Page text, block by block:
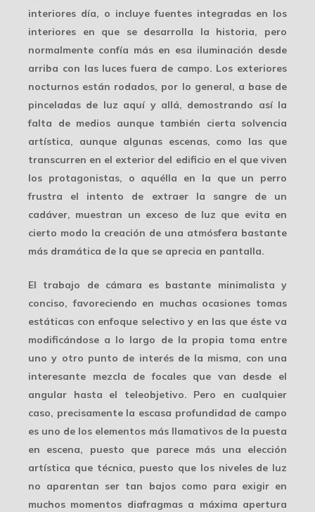
interiores día, o incluye fuentes integradas en los
interiores en que se desarrolla la historia, pero
normalmente confía más en esa iluminación desde
arriba con las luces fuera de campo. Los exteriores
nocturnos están rodados, por lo general, a base de
pinceladas de luz aquí y allá, demostrando así la
falta de medios aunque también cierta solvencia
artística, aunque algunas escenas, como las que
transcurren en el exterior del edificio en el que viven
los protagonistas, o aquélla en la que un perro
frustra el intento de extraer la sangre de un
cadáver, muestran un exceso de luz que evita en
cierto modo la creación de una atmósfera bastante
más dramática de la que se aprecia en pantalla.
El trabajo de cámara es bastante minimalista y
conciso, favoreciendo en muchas ocasiones tomas
estáticas con enfoque selectivo y en las que éste va
modificándose a lo largo de la propia toma entre
uno y otro punto de interés de la misma, con una
interesante mezcla de focales que van desde el
angular hasta el teleobjetivo. Pero en cualquier
caso, precisamente la escasa profundidad de campo
es uno de los elementos más llamativos de la puesta
en escena, puesto que parece más una elección
artística que técnica, puesto que los niveles de luz
no aparentan ser tan bajos como para exigir en
muchos momentos diafragmas a máxima apertura